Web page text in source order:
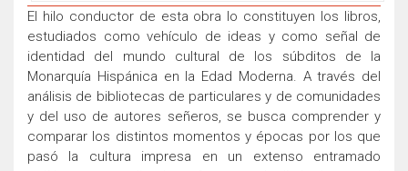
El hilo conductor de esta obra lo constituyen los libros,
estudiados como vehículo de ideas y como señal de
identidad del mundo cultural de los súbditos de la
Monarquía Hispánica en la Edad Moderna. A través del
análisis de bibliotecas de particulares y de comunidades
y del uso de autores señeros, se busca comprender y
comparar los distintos momentos y épocas por los que
pasó la cultura impresa en un extenso entramado